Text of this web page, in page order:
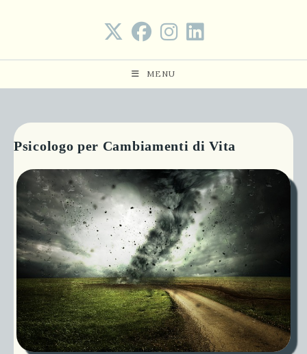
MENU
Psicologo per Cambiamenti di Vita